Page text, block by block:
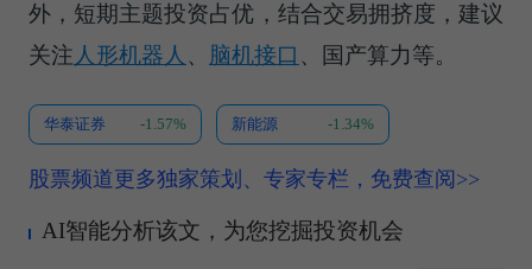
外，短期主题投资占优，结合交易拥挤度，建议
关注人形机器人 、 脑机接口 、国产算力等。
华泰证券 -1.57% 新能源 -1.34%
股票频道更多独家策划、专家专栏，免费查阅>>
AI智能分析该文，为您挖掘投资机会